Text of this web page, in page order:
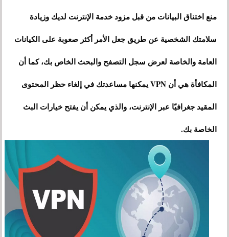
منع اختناق البيانات من قبل مزود خدمة الإنترنت لديك وزيادة
سلامتك الشخصية عن طريق جعل الأمر أكثر صعوبة على الكيانات
العامة والخاصة لعرض سجل التصفح والبحث الخاص بك، كما أن
المكافأة هي أن VPN يمكنها مساعدتك في إلغاء حظر المحتوى
المقيد جغرافيًا عبر الإنترنت، والذي يمكن أن يفتح خيارات البث
الخاصة بك.